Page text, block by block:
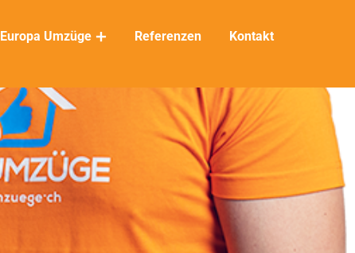
Europa Umzüge Referenzen Kontakt